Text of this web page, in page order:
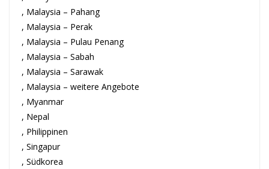
, Malaysia – Pahang
, Malaysia – Perak
, Malaysia – Pulau Penang
, Malaysia – Sabah
, Malaysia – Sarawak
, Malaysia – weitere Angebote
, Myanmar
, Nepal
, Philippinen
, Singapur
, Südkorea